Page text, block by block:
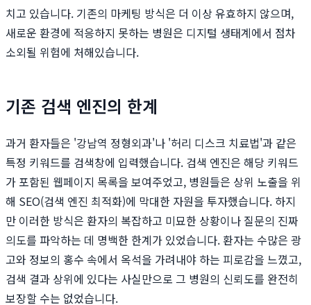
치고 있습니다. 기존의 마케팅 방식은 더 이상 유효하지 않으며,
새로운 환경에 적응하지 못하는 병원은 디지털 생태계에서 점차
소외될 위험에 처해있습니다.
기존 검색 엔진의 한계
과거 환자들은 '강남역 정형외과'나 '허리 디스크 치료법'과 같은
특정 키워드를 검색창에 입력했습니다. 검색 엔진은 해당 키워드
가 포함된 웹페이지 목록을 보여주었고, 병원들은 상위 노출을 위
해 SEO(검색 엔진 최적화)에 막대한 자원을 투자했습니다. 하지
만 이러한 방식은 환자의 복잡하고 미묘한 상황이나 질문의 진짜
의도를 파악하는 데 명백한 한계가 있었습니다. 환자는 수많은 광
고와 정보의 홍수 속에서 옥석을 가려내야 하는 피로감을 느꼈고,
검색 결과 상위에 있다는 사실만으로 그 병원의 신뢰도를 완전히
보장할 수는 없었습니다.